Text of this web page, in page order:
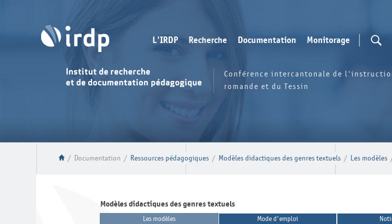
L'IRDP Recherche Documentation Monitorage
Conférence intercantonale de
romande et du Tessin
/ Documentation / Ressources pédagogiques / Modèles didactiques des genres textuels / Les modèles
Modèles didactiques des genres textuels
Les modèles Mode d'emploi